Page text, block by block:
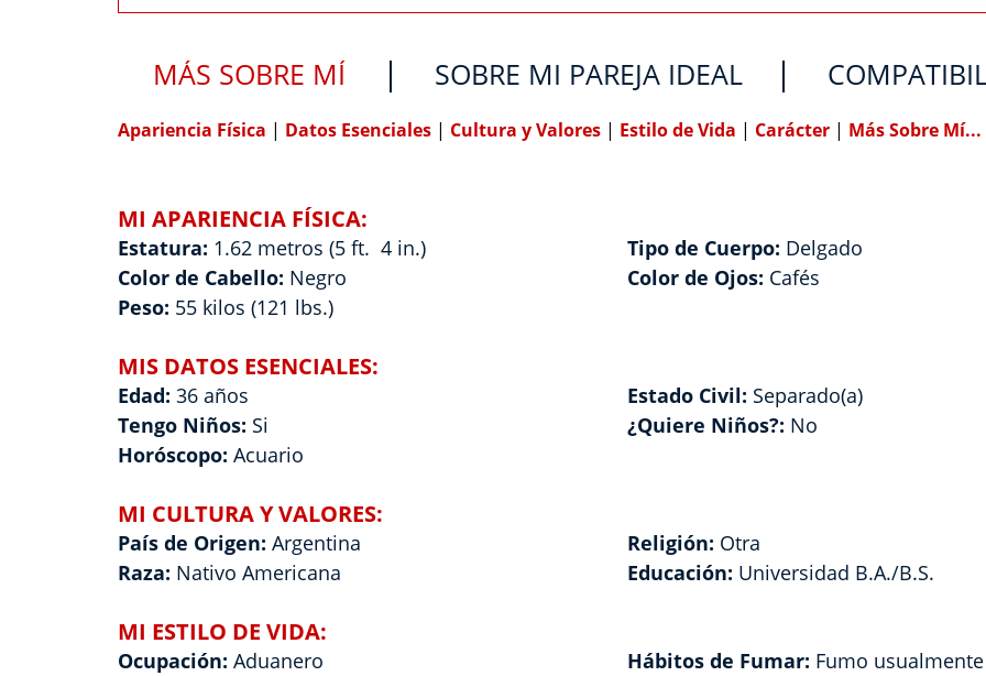
MÁS SOBRE MÍ SOBRE MI PAREJA IDEAL
Apariencia Física | Datos Esenciales | Cultura y Valores | Estilo de Vida | Carácter | Más Sobre Mí...
MI APARIENCIA FÍSICA:
Estatura: 1.62 metros (5 ft. 4 in.)
Color de Cabello: Negro
Peso: 55 kilos (121 lbs.)
Tipo de Cuerpo: Delgado
Color de Ojos: Cafés
MIS DATOS ESENCIALES:
Edad: 36 años
Tengo Niños: Si
Horóscopo: Acuario
Estado Civil: Separado(a)
¿Quiere Niños?: No
MI CULTURA Y VALORES:
País de Origen: Argentina
Raza: Nativo Americana
Religión: Otra
Educación: Universidad B.A./B.S.
MI ESTILO DE VIDA:
Ocupación: Aduanero
Hábitos de Fumar: Fumo usualmente